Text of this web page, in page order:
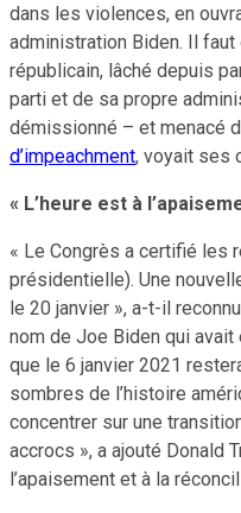
dans les violences, en
administration Biden. Il faut
républicain, lâché depuis
parti et de sa propre
démissionné – et menacé
d’impeachment, voyait ses
« L’heure est à
« Le Congrès a certifié les
présidentielle). Une
le 20 janvier », a-t-il
nom de Joe Biden qui
que le 6 janvier 2021
sombres de l’histoire
concentrer sur une
accrocs », a ajouté Donald
l’apaisement et à la